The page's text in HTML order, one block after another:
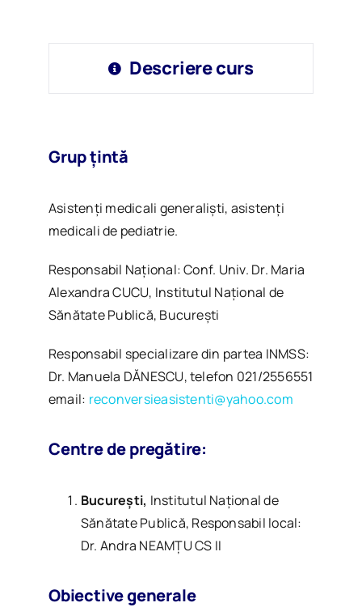
Descriere curs
Grup țintă
Asistenți medicali generaliști, asistenți
medicali de pediatrie.
Responsabil Național: Conf. Univ. Dr. Maria
Alexandra CUCU, Institutul Naţional de
Sănătate Publică, București
Responsabil specializare din partea INMSS:
Dr. Manuela DĂNESCU, telefon 021/2556551
email: reconversieasistenti@yahoo.com
Centre de pregătire:
București, Institutul Naţional de
Sănătate Publică, Responsabil local:
Dr. Andra NEAMȚU CS II
Obiective generale